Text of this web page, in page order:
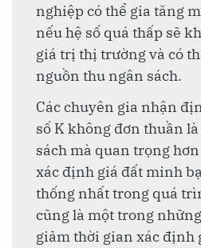
nghiệp có thể gia tăng
nếu hệ số quá thấp sẽ
giá trị thị trường và có
nguồn thu ngân sách.
Các chuyên gia nhận
số K không đơn thuần
sách mà quan trọng
xác định giá đất minh
thống nhất trong quá
cũng là một trong
giảm thời gian xác định